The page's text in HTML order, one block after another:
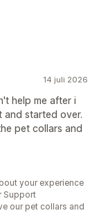
14 juli 2026
help me after i
and started over.
pet collars and
your experience
Support
our pet collars and